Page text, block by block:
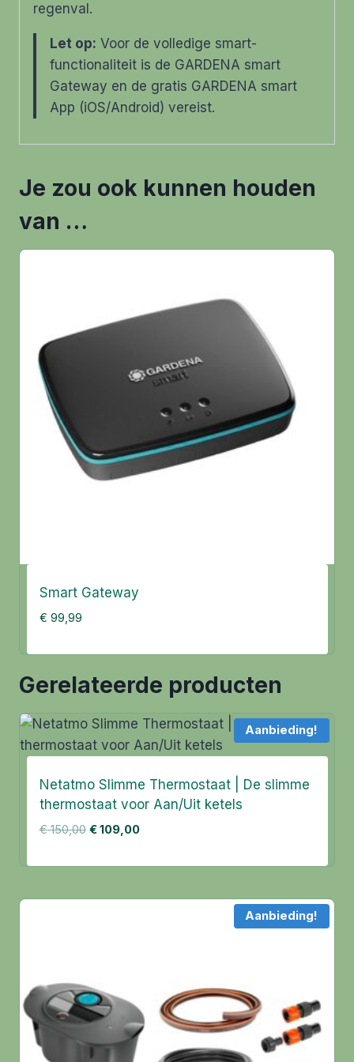
regenval.
Let op: Voor de volledige smart-
functionaliteit is de GARDENA smart
Gateway en de gratis GARDENA smart
App (iOS/Android) vereist.
Je zou ook kunnen houden
van …
Smart Gateway
€ 99,99
Gerelateerde producten
Aanbieding!
Netatmo Slimme Thermostaat | De slimme
thermostaat voor Aan/Uit ketels
€150,00 Oorspronkelijke
was:
€109,00Huidige
is:
Aanbieding!